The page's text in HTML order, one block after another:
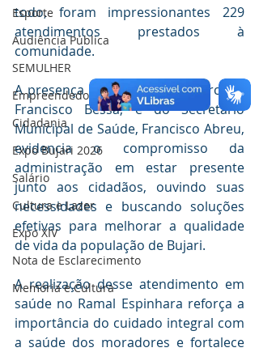
Esporte
Audiência Pública
SEMULHER
Empreendedorismo
Cidadania
Expo Bujari 2026
Salário
Cultura e Lazer
Expo XIV
Nota de Esclarecimento
Memória e Cultura
todo, foram impressionantes 229
atendimentos prestados à
comunidade.
A presença do Prefeito em exercício,
Francisco Bessa, e do Secretário
Municipal de Saúde, Francisco Abreu,
evidencia o compromisso da
administração em estar presente
junto aos cidadãos, ouvindo suas
necessidades e buscando soluções
efetivas para melhorar a qualidade
de vida da população de Bujari.
A realização desse atendimento em
saúde no Ramal Espinhara reforça a
importância do cuidado integral com
a saúde dos moradores e fortalece